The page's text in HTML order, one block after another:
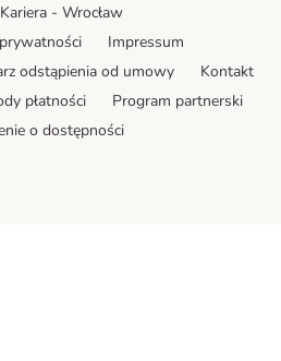
Kariera - Wrocław
Impressum
odstąpienia od umowy
Kontakt
płatności
Program partnerski
o dostępności